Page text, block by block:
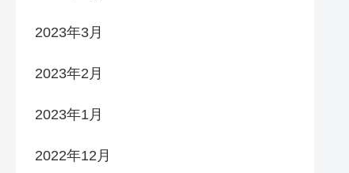
2023年3月
2023年2月
2023年1月
2022年12月